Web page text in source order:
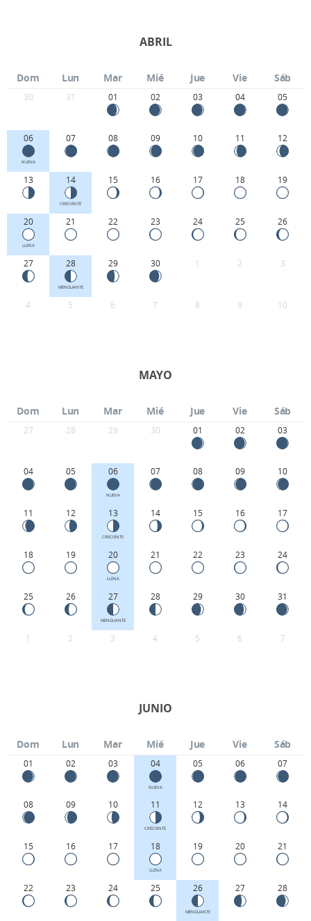
ABRIL
Dom Lun Mar Mié Jue Vie Sáb
30 31 01 02 03 04 05
06
NUEVA
07 08 09 10 11 12
13 14
CRECIENTE
15 16 17 18 19
20
LLENA
21 22 23 24 25 26
27 28
MENGUANTE
29 30 1 2 3
4 5 6 7 8 9 10
MAYO
Dom Lun Mar Mié Jue Vie Sáb
27 28 29 30 01 02 03
04 05 06
NUEVA
07 08 09 10
11 12 13
CRECIENTE
14 15 16 17
18 19 20
LLENA
21 22 23 24
25 26 27
MENGUANTE
28 29 30 31
1 2 3 4 5 6 7
JUNIO
Dom Lun Mar Mié Jue Vie Sáb
01 02 03 04
NUEVA
05 06 07
08 09 10 11
CRECIENTE
12 13 14
15 16 17 18
LLENA
19 20 21
22 23 24 25 26
MENGUANTE
27 28